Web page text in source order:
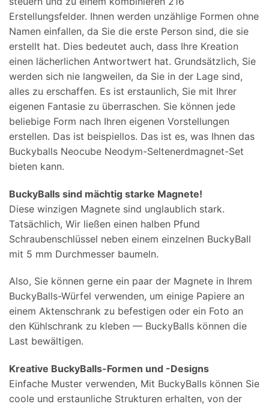
Erstellungsfelder. Ihnen werden unzählige Formen ohne
Namen einfallen, da Sie die erste Person sind, die sie
erstellt hat. Dies bedeutet auch, dass Ihre Kreation
einen lächerlichen Antwortwert hat. Grundsätzlich, Sie
werden sich nie langweilen, da Sie in der Lage sind,
alles zu erschaffen. Es ist erstaunlich, Sie mit Ihrer
eigenen Fantasie zu überraschen. Sie können jede
beliebige Form nach Ihren eigenen Vorstellungen
erstellen. Das ist beispiellos. Das ist es, was Ihnen das
Buckyballs Neocube Neodym-Seltenerdmagnet-Set
bieten kann.
BuckyBalls sind mächtig starke Magnete!
Diese winzigen Magnete sind unglaublich stark.
Tatsächlich, Wir ließen einen halben Pfund
Schraubenschlüssel neben einem einzelnen BuckyBall
mit 5 mm Durchmesser baumeln.
Also, Sie können gerne ein paar der Magnete in Ihrem
BuckyBalls-Würfel verwenden, um einige Papiere an
einem Aktenschrank zu befestigen oder ein Foto an
den Kühlschrank zu kleben — BuckyBalls können die
Last bewältigen.
Kreative BuckyBalls-Formen und -Designs
Einfache Muster verwenden, Mit BuckyBalls können Sie
coole und erstaunliche Strukturen erhalten, von der